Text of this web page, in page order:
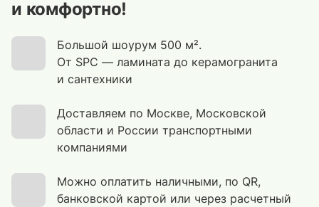
и комфортно!
Большой шоурум 500 м².
От SPC — ламината до керамогранита
и сантехники
Доставляем по Москве, Московской
области и России транспортными
компаниями
Можно оплатить наличными, по QR,
банковской картой или через расчетный